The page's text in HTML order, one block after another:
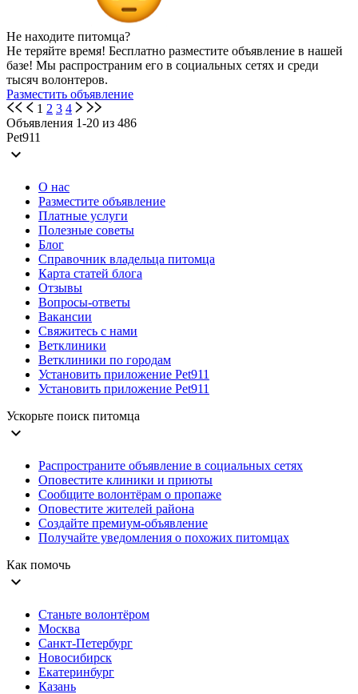
Не находите питомца?
Не теряйте время! Бесплатно разместите объявление в нашей
базе! Мы распространим его в социальных сетях и среди
тысяч волонтеров.
Разместить объявление
1 2 3 4
Объявления 1-20 из 486
Pet911
expand_more
О нас
Разместите объявление
Платные услуги
Полезные советы
Блог
Справочник владельца питомца
Карта статей блога
Отзывы
Вопросы-ответы
Вакансии
Свяжитесь с нами
Ветклиники
Ветклиники по городам
Установить приложение Pet911
Установить приложение Pet911
Ускорьте поиск питомца
expand_more
Распространите объявление в социальных сетях
Оповестите клиники и приюты
Сообщите волонтёрам о пропаже
Оповестите жителей района
Создайте премиум-объявление
Получайте уведомления о похожих питомцах
Как помочь
expand_more
Станьте волонтёром
Москва
Санкт-Петербург
Новосибирск
Екатеринбург
Казань